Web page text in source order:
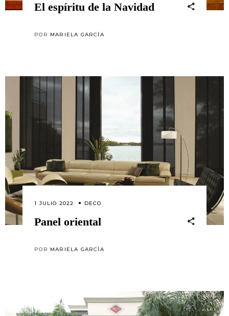
El espíritu de la Navidad
POR MARIELA GARCÍA
1 JULIO 2022 DECO
Panel oriental
POR MARIELA GARCÍA